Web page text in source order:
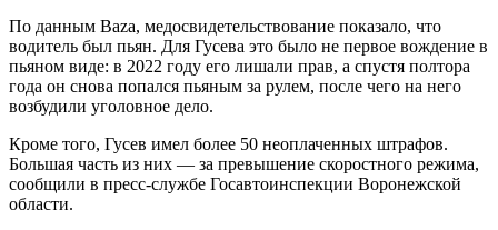
По данным Baza, медосвидетельствование показало, что
водитель был пьян. Для Гусева это было не первое вождение в
пьяном виде: в 2022 году его лишали прав, а спустя полтора
года он снова попался пьяным за рулем, после чего на него
возбудили уголовное дело.
Кроме того, Гусев имел более 50 неоплаченных штрафов.
Большая часть из них — за превышение скоростного режима,
сообщили в пресс-службе Госавтоинспекции Воронежской
области.